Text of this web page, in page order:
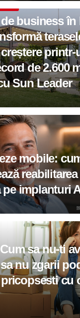
business în
printr-
de 2.600
Sun Leader
mobile:
reabilitarea
pe implanturi
sa nu-ti
nu zgarii
cu